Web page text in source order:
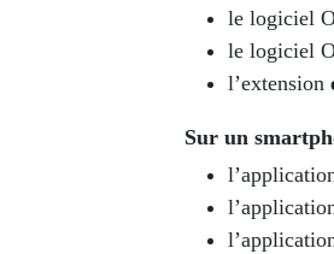
le logiciel
le logiciel
l’extension
Sur un